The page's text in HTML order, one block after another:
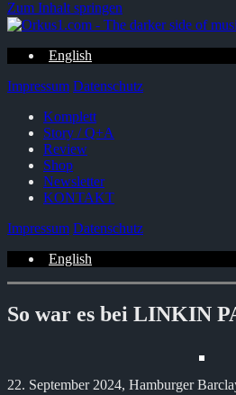
Zum Inhalt springen
English
Impressum Datenschutz
Komplett
Story / Q+A
Review
Shop
Newsletter
KONTAKT
Impressum Datenschutz
English
So war es bei LINKIN
22. September 2024, Hamburger